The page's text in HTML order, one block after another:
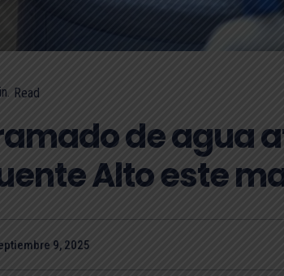
Read
de agua
Alto este
9, 2025